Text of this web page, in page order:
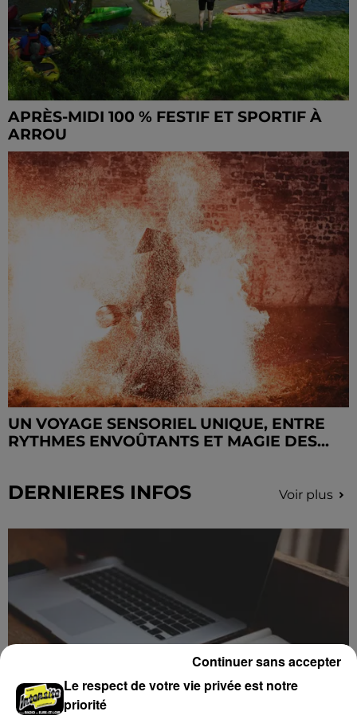
APRÈS-MIDI 100 % FESTIF ET SPORTIF À
ARROU
UN VOYAGE SENSORIEL UNIQUE, ENTRE
RYTHMES ENVOÛTANTS ET MAGIE DES...
DERNIERES INFOS Voir plus
Le respect de votre vie privée est notre
priorité
Continuer sans accepter